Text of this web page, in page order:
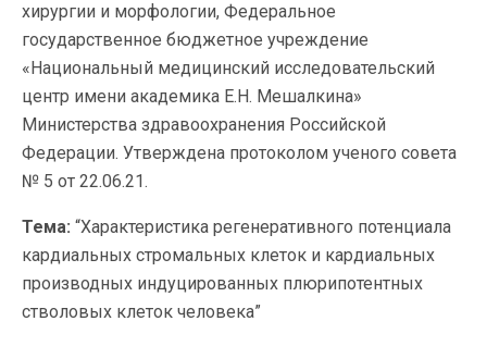
хирургии и морфологии, Федеральное
государственное бюджетное учреждение
«Национальный медицинский исследовательский
центр имени академика Е.Н. Мешалкина»
Министерства здравоохранения Российской
Федерации. Утверждена протоколом ученого совета
№ 5 от 22.06.21.
Тема: “Характеристика регенеративного потенциала
кардиальных стромальных клеток и кардиальных
производных индуцированных плюрипотентных
стволовых клеток человека”